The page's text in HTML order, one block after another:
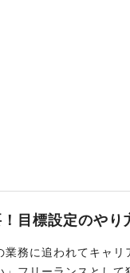
目標設定のや
業務に追われてキャ